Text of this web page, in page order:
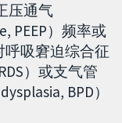
压通气
PEEP）频率或
吸窘迫综合征
）或支气管
BPD）